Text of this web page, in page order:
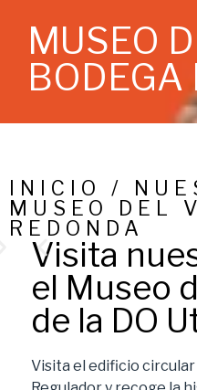
MUSEO
BODEGA
INICIO /
MUSEO DEL
REDONDA
Visita
el Museo
de la DO
Visita el edificio circular